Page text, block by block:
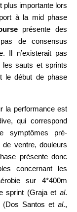
plus importante lors
à la mid phase
présente des
de consensus
Il n’existerait pas
les sauts et sprints
le début de phase
la performance est
qui correspond
symptômes pré-
de ventre, douleurs
présente donc
concernant les
sur 4*400m
sprint (Graja etal.
(Dos Santos etal.,